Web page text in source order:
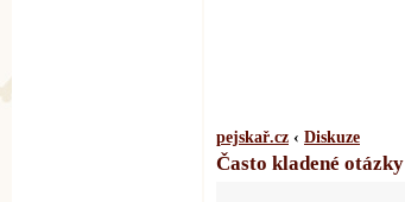
pejskař.cz ‹ Diskuze
Často kladené otázky